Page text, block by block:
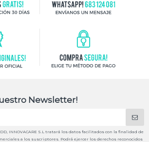
Newsletter!
INNOVACARE S.L tratará los datos facilitados con la finalidad de
a los suscriptores. Podrá ejercer los derechos reconocidos